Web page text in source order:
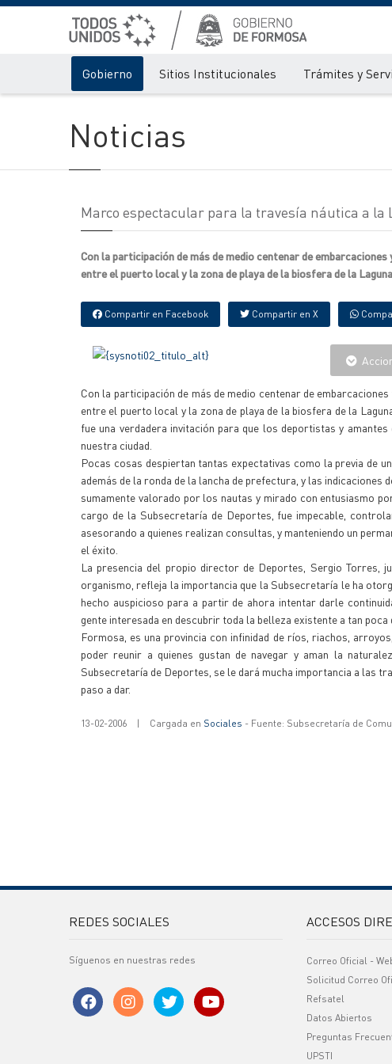
Gobierno Sitios Institucionales Trámites y
Noticias
Marco espectacular para la travesía náutica a la
Con la participación de más de medio centenar de
entre el puerto local y la zona de playa de la biosfera de la
Compartir en Facebook Compartir en X
Con la participación de más de medio centenar de
entre el puerto local y la zona de playa de la biosfera de la
fue una verdadera invitación para que los deportistas y
nuestra ciudad.
Pocas cosas despiertan tantas expectativas como la previa de
además de la ronda de la lancha de prefectura, y las
sumamente valorado por los nautas y mirado con entusiasmo
cargo de la Subsecretaría de Deportes, fue impecable,
asesorando a quienes realizan consultas, y manteniendo un
el éxito.
La presencia del propio director de Deportes, Sergio Torres,
organismo, refleja la importancia que la Subsecretaría le ha
hecho auspicioso para a partir de ahora intentar darle
gente interesada en descubrir toda la belleza existente a tan
Formosa, es una provincia con infinidad de ríos, riachos,
poder reunir a quienes gustan de navegar y aman la
Subsecretaría de Deportes, se le dará mucha importancia a las
paso a dar.
13-02-2006 | Cargada en Sociales - Fuente: Subsecretaría de
REDES SOCIALES
Síguenos en nuestras redes
ACCESOS
Correo Oficial -
Solicitud Correo
Refsatel
Datos Abiertos
Preguntas
UPSTI